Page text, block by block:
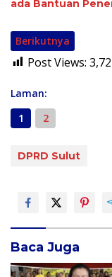
Berikutnya
Post Views:
Laman:
1
2
DPRD Sulut
Baca Juga